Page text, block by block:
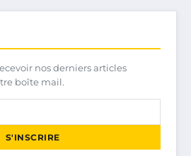
nos derniers articles
boîte mail.
S'INSCRIRE